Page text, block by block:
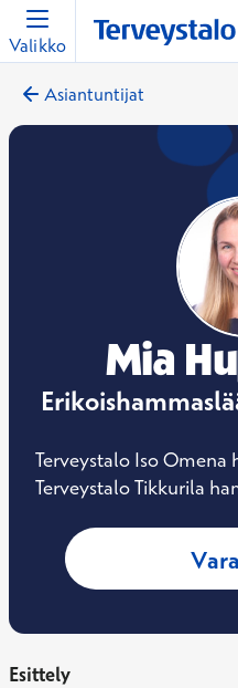
Valikko
Asiantuntijat
Mia
Terveystalo Iso
Terveystalo Tikkurila
Esittely